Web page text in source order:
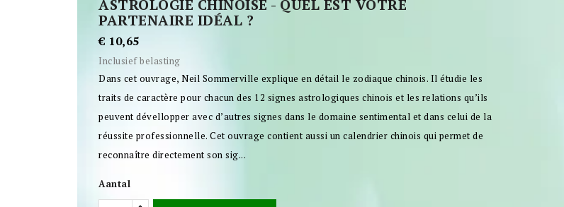
ASTROLOGIE CHINOISE - QUEL EST VOTRE
PARTENAIRE IDÉAL ?
€ 10,65
Inclusief belasting
Dans cet ouvrage, Neil Sommerville explique en détail le zodiaque chinois. Il étudie les
traits de caractère pour chacun des 12 signes astrologiques chinois et les relations qu’ils
peuvent dévellopper avec d’autres signes dans le domaine sentimental et dans celui de la
réussite professionnelle. Cet ouvrage contient aussi un calendrier chinois qui permet de
reconnaître directement son sig...
Aantal